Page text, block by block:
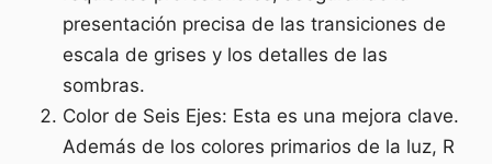
presentación precisa de las transiciones de
escala de grises y los detalles de las
sombras.
Color de Seis Ejes: Esta es una mejora clave.
Además de los colores primarios de la luz, R